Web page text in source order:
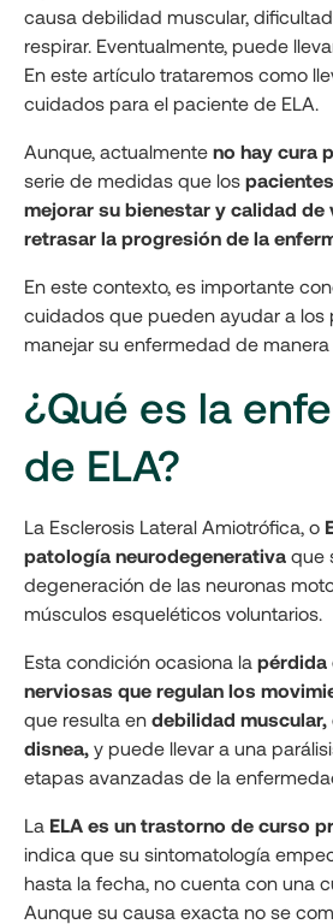
causa debilidad muscular,
respirar. Eventualmente, puede
En este artículo trataremos como
cuidados para el paciente de ELA.
Aunque, actualmente no hay cura
serie de medidas que los
mejorar su bienestar y calidad de
retrasar la progresión de la
En este contexto, es importante
cuidados que pueden ayudar a los
manejar su enfermedad de manera
¿Qué es la
de ELA?
La Esclerosis Lateral Amiotrófica, o
patología neurodegenerativa que
degeneración de las neuronas
músculos esqueléticos voluntarios.
Esta condición ocasiona la pérdida
nerviosas que regulan los
que resulta en debilidad
disnea, y puede llevar a una
etapas avanzadas de la
La ELA es un trastorno de curso
indica que su sintomatología
hasta la fecha, no cuenta con una
Aunque su causa exacta no se